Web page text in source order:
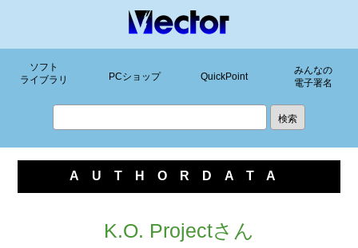
ソフト
ライブラリ
PCショップ QuickPoint
みんなの
電子署名
AUTHORDATA
K.O. Projectさん